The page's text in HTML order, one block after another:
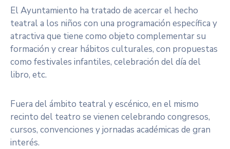
El Ayuntamiento ha tratado de acercar el hecho
teatral a los niños con una programación específica y
atractiva que tiene como objeto complementar su
formación y crear hábitos culturales, con propuestas
como festivales infantiles, celebración del día del
libro, etc.
Fuera del ámbito teatral y escénico, en el mismo
recinto del teatro se vienen celebrando congresos,
cursos, convenciones y jornadas académicas de gran
interés.